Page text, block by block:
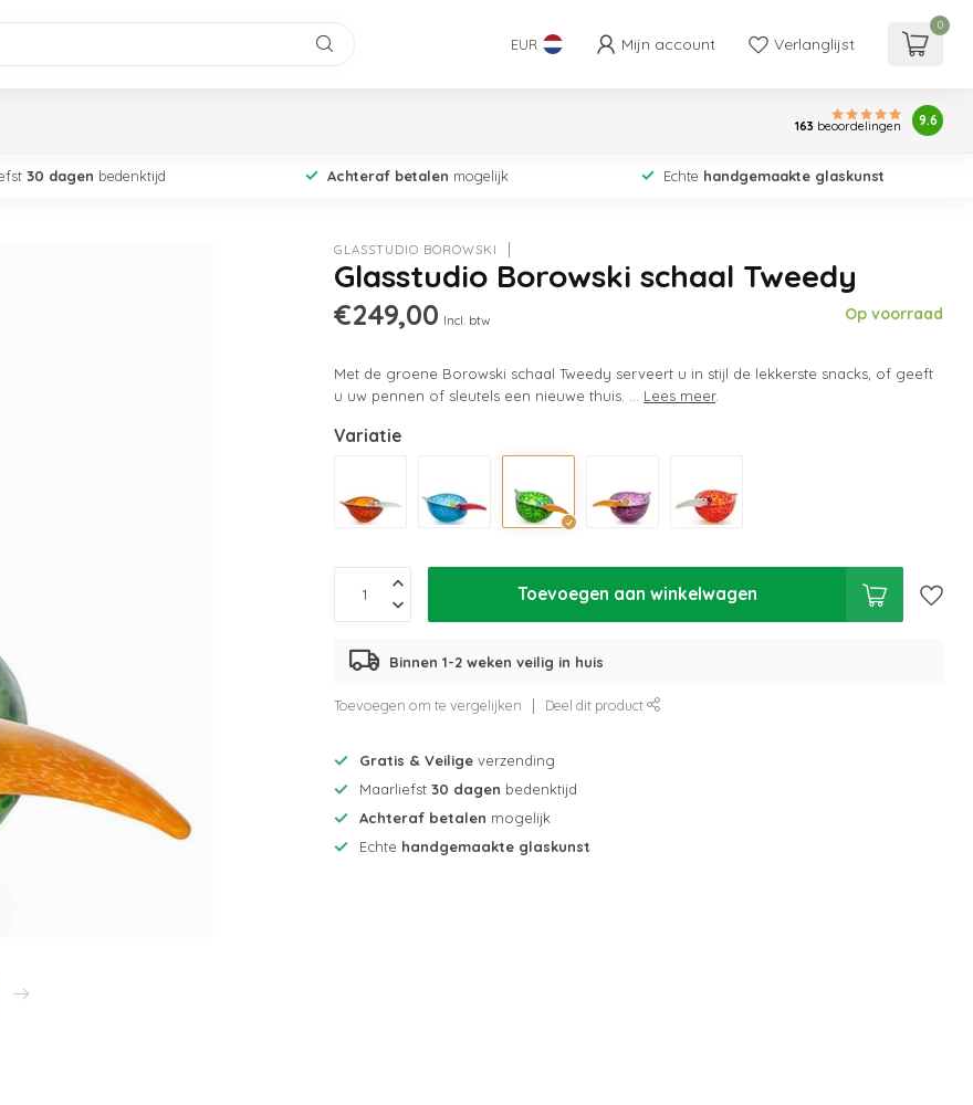
EUR Mijn account Verlanglijst
0
163 beoordelingen 9.6
30 dagen bedenktijd Achteraf betalen mogelijk Echte handgemaakte glaskunst
GLASSTUDIO BOROWSKI
Glasstudio Borowski schaal Tweedy
€249,00 Incl. btw Op voorraad
Met de groene Borowski schaal Tweedy serveert u in stijl de lekkerste snacks, of geeft
u uw pennen of sleutels een nieuwe thuis. ... Lees meer.
Variatie
Toevoegen aan winkelwagen
Binnen 1-2 weken veilig in huis
Toevoegen om te vergelijken Deel dit product
Gratis & Veilige verzending
Maarliefst30 dagen bedenktijd
Achteraf betalen mogelijk
Echte handgemaakte glaskunst